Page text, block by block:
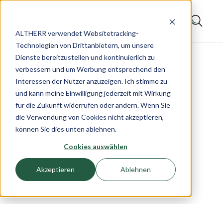
ALTHERR verwendet Websitetracking-
Technologien von Drittanbietern, um unsere
Dienste bereitzustellen und kontinuierlich zu
verbessern und um Werbung entsprechend den
Interessen der Nutzer anzuzeigen. Ich stimme zu
und kann meine Einwilligung jederzeit mit Wirkung
für die Zukunft widerrufen oder ändern. Wenn Sie
die Verwendung von Cookies nicht akzeptieren,
können Sie dies unten ablehnen.
Cookies auswählen
Akzeptieren Ablehnen